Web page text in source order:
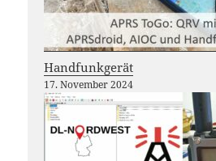
Handfunkgerät
17. November 2024